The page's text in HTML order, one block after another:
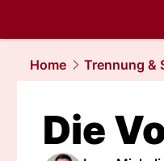
Home
Trennung &
Die